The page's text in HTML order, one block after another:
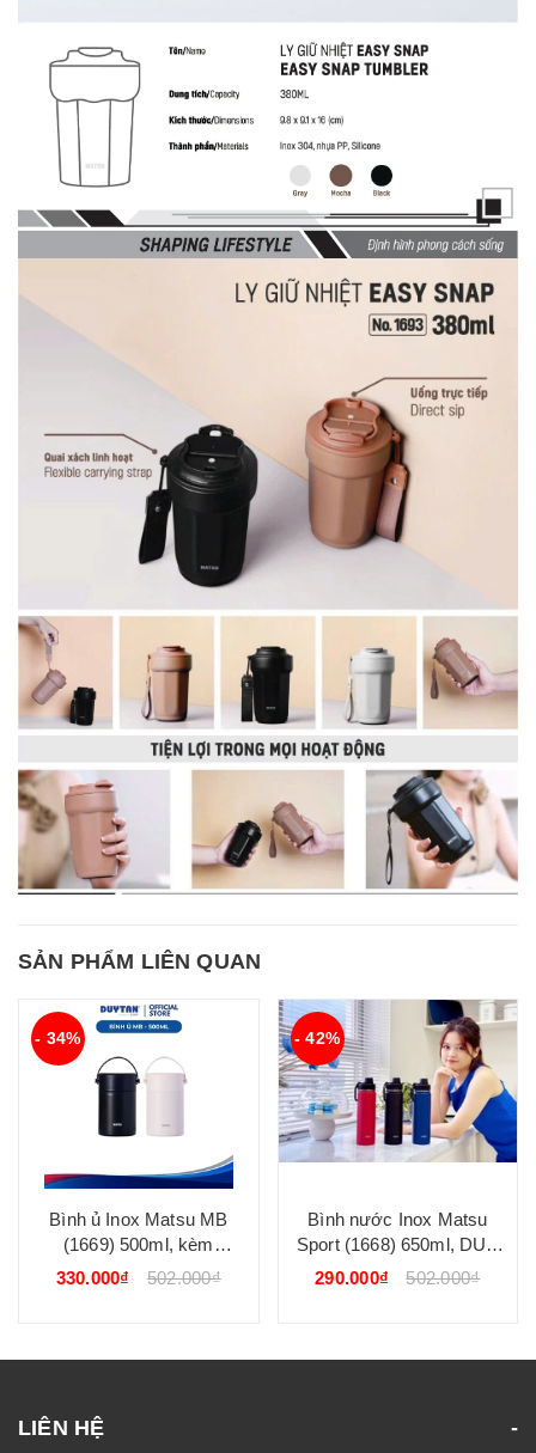
SẢN PHẨM LIÊN QUAN
- 34%
Bình ủ Inox Matsu MB
(1669) 500ml, kèm
muỗng, DUY TÂN, inox
330.000₫ 502.000₫
- 42%
Bình nước Inox Matsu
Sport (1668) 650ml, DUY
TÂN, inox 304 nhựa PP,
290.000₫ 502.000₫
LIÊN HỆ